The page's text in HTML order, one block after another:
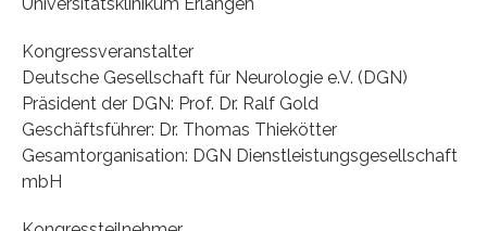
Kongressveranstalter
Deutsche Gesellschaft für Neurologie e.V. (DGN)
Präsident der DGN: Prof. Dr. Ralf Gold
Geschäftsführer: Dr. Thomas Thiekötter
Gesamtorganisation: DGN Dienstleistungsgesellschaft
mbH